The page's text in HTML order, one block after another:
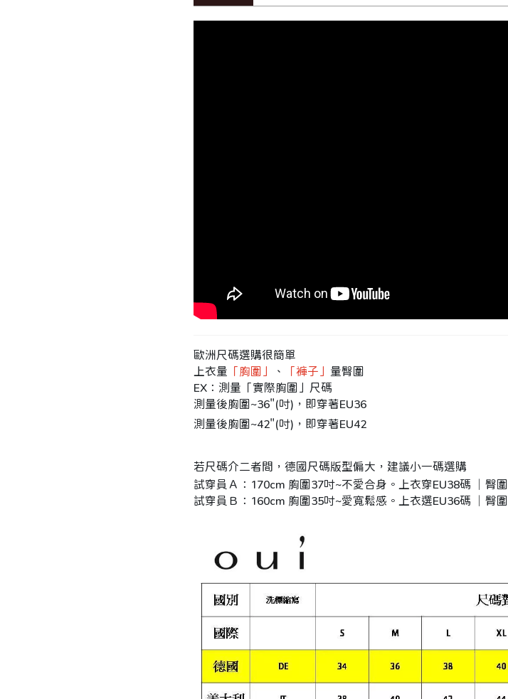
歐洲尺碼選購很簡單
上衣量 「胸圍」 、 「褲子」 量臀圍
EX：測量「實際胸圍」尺碼
測量後胸圍~36"(吋)，即穿著EU36
測量後胸圍~42"(吋)，即穿著EU42
若尺碼介二者間，德國尺碼版型偏大，建議小一碼選購
試穿員Ａ：170cm 胸圍37吋~不愛合身。上衣穿EU38碼 ｜臀
試穿員Ｂ：160cm 胸圍35吋~愛寬鬆感。上衣選EU36碼 ｜臀